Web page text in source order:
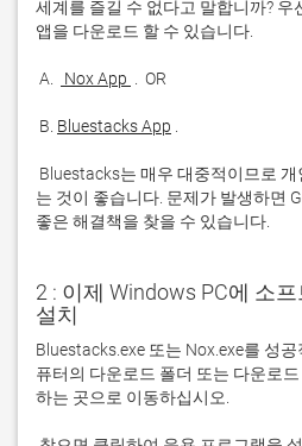
세계를 즐길 수 없다고 말합니까? 우
A. Nox App
B. Bluestacks App
는 것이 좋습니다. 문제가 발생하면
좋은 해결책을 찾을 수 있습니다.
2 : 이제 Windows PC에 소
설치
Bluestacks.exe 또는 Nox.exe를 성
퓨터의 다운로드 폴더 또는 다운로